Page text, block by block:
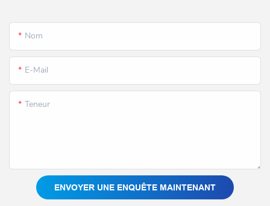
Nom
E-Mail
Teneur
ENVOYER UNE ENQUÊTE MAINTENANT